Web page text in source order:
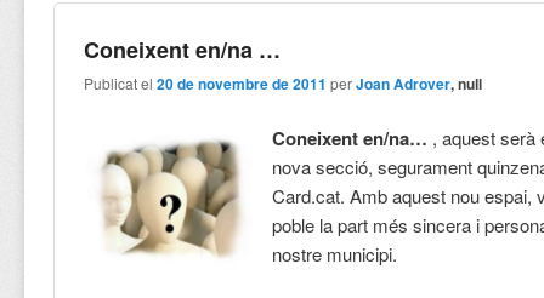
Coneixent en/na …
Publicat el20 de novembre de 2011 perJoan Adrover, null
Coneixent en/na… , aquest serà
nova secció, segurament
Card.cat. Amb aquest nou espai,
poble la part més sincera i
nostre municipi.